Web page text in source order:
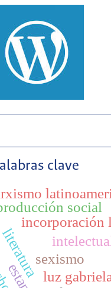
clave
literaturaluz
incorporación
sexismo
social